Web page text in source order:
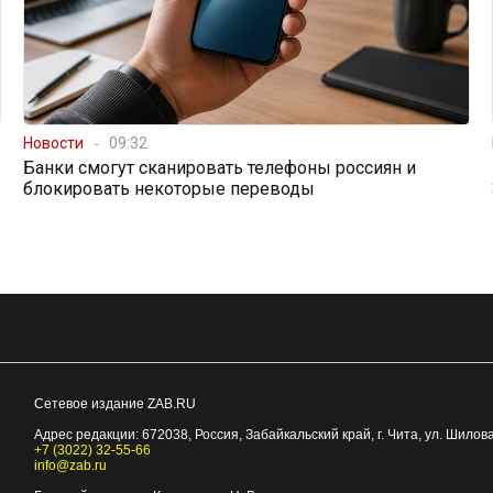
Новости 09:32
Банки смогут сканировать телефоны россиян и
блокировать некоторые переводы
Сетевое издание ZAB.RU
Адрес редакции: 672038, Россия, Забайкальский край, г. Чита, ул.
+7 (3022) 32-55-66
info@zab.ru